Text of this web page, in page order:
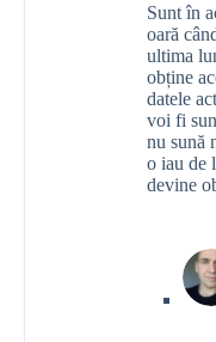
Sunt în
oară
ultima
obține
datele
voi fi
nu sună
o iau de
devine